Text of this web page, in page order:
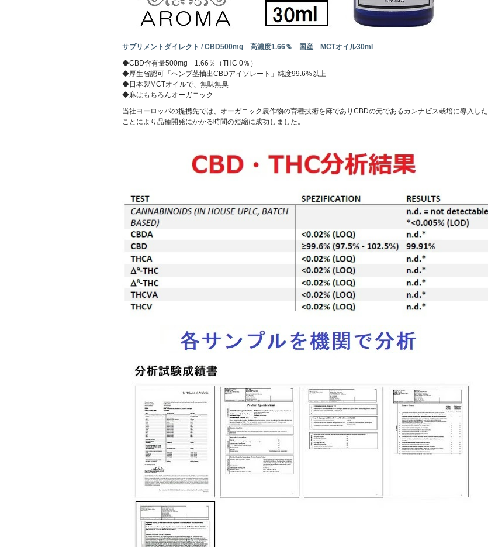
サプリメントダイレクト / CBD500mg 高濃度1.66％ 国産 MCTオイル30ml
◆CBD含有量500mg 1.66％（THC 0％）
◆厚生省認可「ヘンプ茎抽出CBDアイソレート」純度99.6%以上
◆日本製MCTオイルで、無味無臭
◆麻はもちろんオーガニック
当社ヨーロッパの提携先では、オーガニック農作物の育種技術を麻でありCBDの元であるカンナビス栽培に導入した
ことにより品種開発にかかる時間の短縮に成功しました。